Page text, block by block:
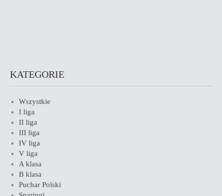
KATEGORIE
Wszystkie
I liga
II liga
III liga
IV liga
V liga
A klasa
B klasa
Puchar Polski